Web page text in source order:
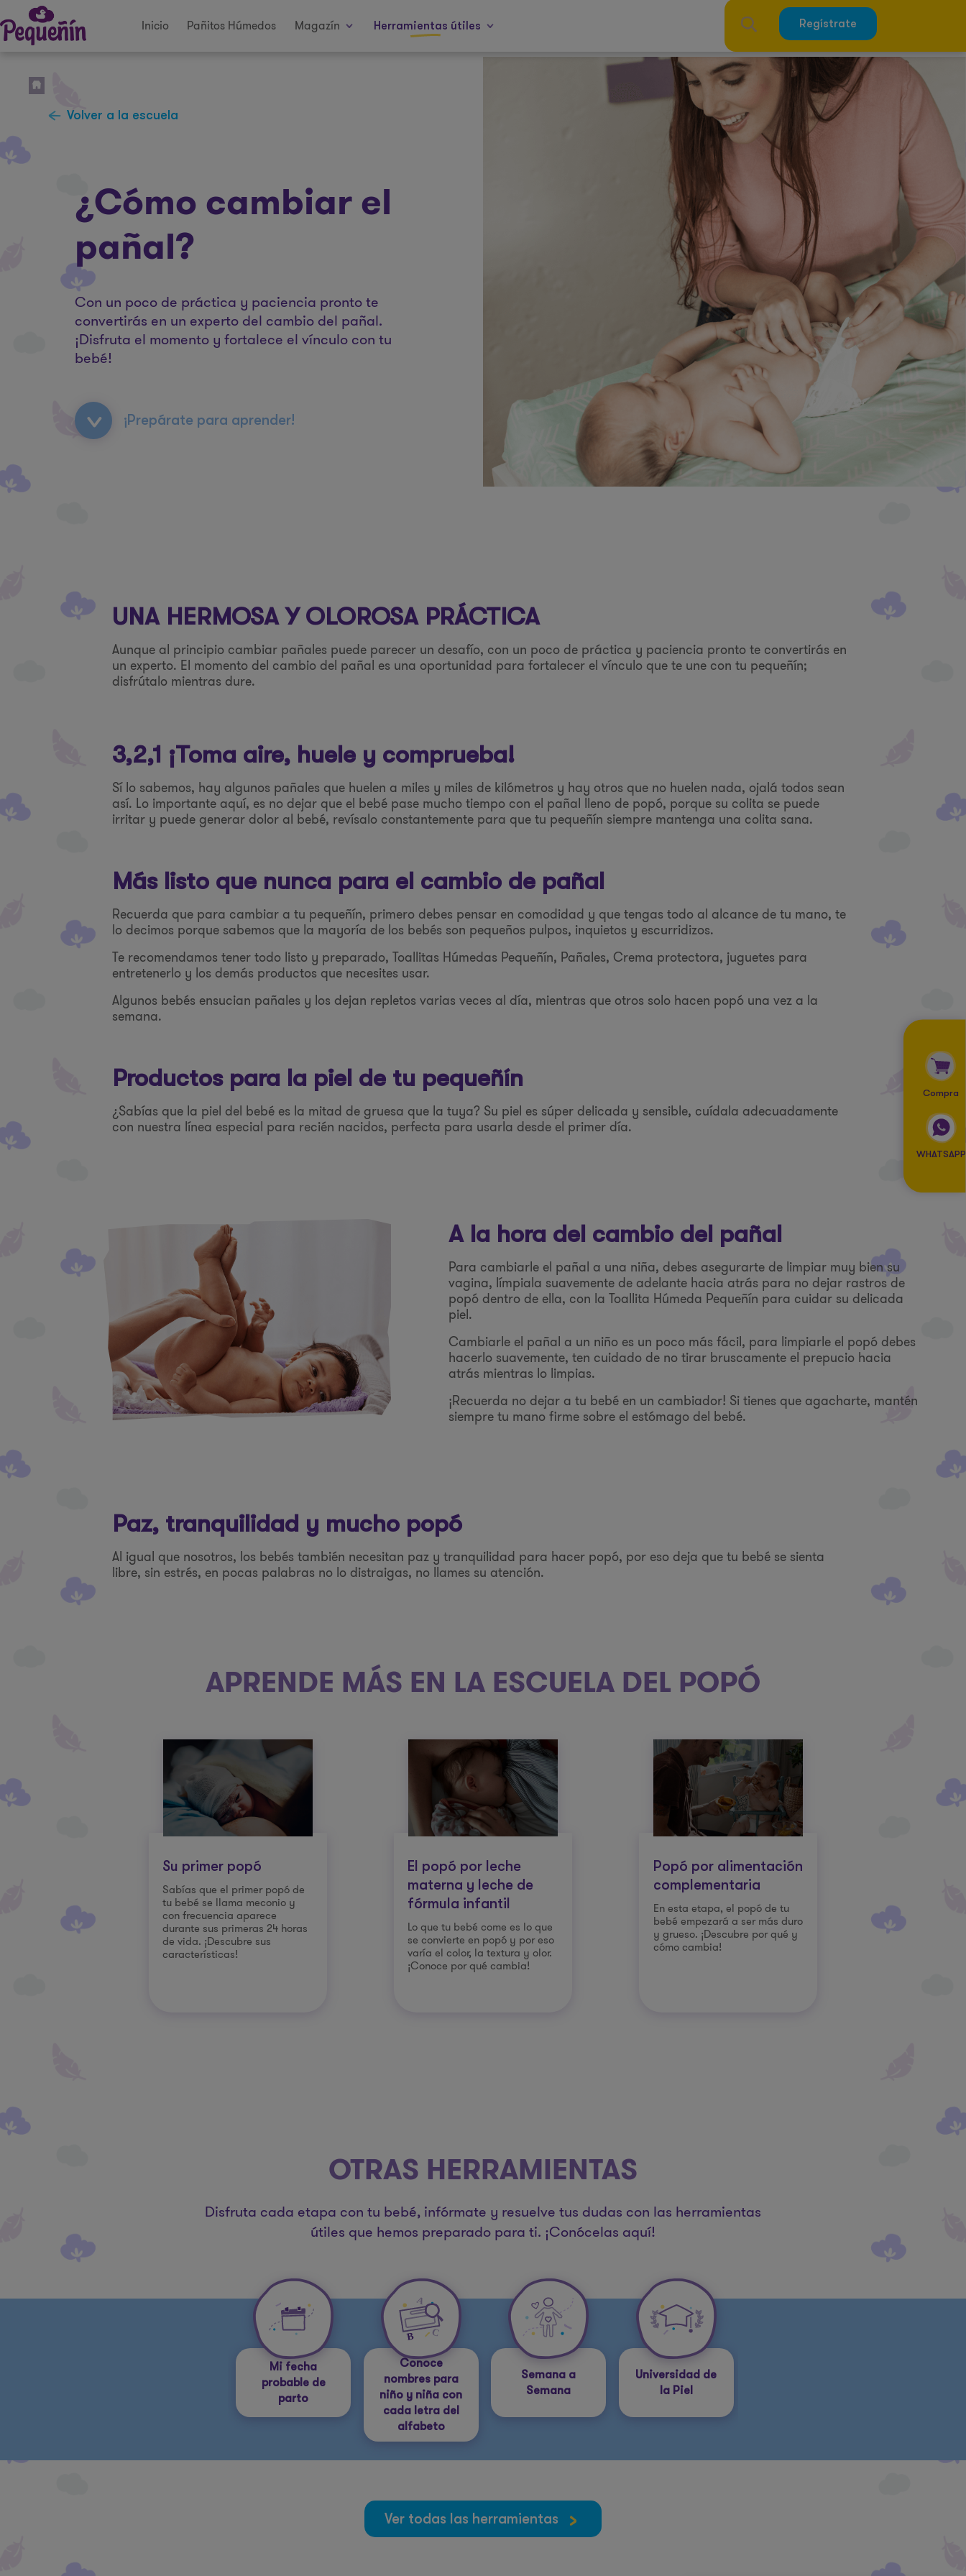
Inicio Pañitos Húmedos Magazín Herramientas útiles Regístrate
Compra
WHATSAPP
Volver a la escuela
¿Cómo cambiar el
pañal?
Con un poco de práctica y paciencia pronto te
convertirás en un experto del cambio del pañal.
¡Disfruta el momento y fortalece el vínculo con tu
bebé!
¡Prepárate para aprender!
UNA HERMOSA Y OLOROSA PRÁCTICA
Aunque al principio cambiar pañales puede parecer un desafío, con un poco de práctica y paciencia pronto te convertirás en
un experto. El momento del cambio del pañal es una oportunidad para fortalecer el vínculo que te une con tu pequeñín;
disfrútalo mientras dure.
3,2,1 ¡Toma aire, huele y comprueba!
Sí lo sabemos, hay algunos pañales que huelen a miles y miles de kilómetros y hay otros que no huelen nada, ojalá todos sean
así. Lo importante aquí, es no dejar que el bebé pase mucho tiempo con el pañal lleno de popó, porque su colita se puede
irritar y puede generar dolor al bebé, revísalo constantemente para que tu pequeñín siempre mantenga una colita sana.
Más listo que nunca para el cambio de pañal
Recuerda que para cambiar a tu pequeñín, primero debes pensar en comodidad y que tengas todo al alcance de tu mano, te
lo decimos porque sabemos que la mayoría de los bebés son pequeños pulpos, inquietos y escurridizos.
Te recomendamos tener todo listo y preparado, Toallitas Húmedas Pequeñín, Pañales, Crema protectora, juguetes para
entretenerlo y los demás productos que necesites usar.
Algunos bebés ensucian pañales y los dejan repletos varias veces al día, mientras que otros solo hacen popó una vez a la
semana.
Productos para la piel de tu pequeñín
¿Sabías que la piel del bebé es la mitad de gruesa que la tuya? Su piel es súper delicada y sensible, cuídala adecuadamente
con nuestra línea especial para recién nacidos, perfecta para usarla desde el primer día.
A la hora del cambio del pañal
Para cambiarle el pañal a una niña, debes asegurarte de limpiar muy bien su
vagina, límpiala suavemente de adelante hacia atrás para no dejar rastros de
popó dentro de ella, con la Toallita Húmeda Pequeñín para cuidar su delicada
piel.
Cambiarle el pañal a un niño es un poco más fácil, para limpiarle el popó debes
hacerlo suavemente, ten cuidado de no tirar bruscamente el prepucio hacia
atrás mientras lo limpias.
¡Recuerda no dejar a tu bebé en un cambiador! Si tienes que agacharte, mantén
siempre tu mano firme sobre el estómago del bebé.
Paz, tranquilidad y mucho popó
Al igual que nosotros, los bebés también necesitan paz y tranquilidad para hacer popó, por eso deja que tu bebé se sienta
libre, sin estrés, en pocas palabras no lo distraigas, no llames su atención.
APRENDE MÁS EN LA ESCUELA DEL POPÓ
Su primer popó
Sabías que el primer popó de
tu bebé se llama meconio y
con frecuencia aparece
durante sus primeras 24 horas
de vida. ¡Descubre sus
características!
El popó por leche
materna y leche de
fórmula infantil
Lo que tu bebé come es lo que
se convierte en popó y por eso
varía el color, la textura y olor.
¡Conoce por qué cambia!
Popó por alimentación
complementaria
En esta etapa, el popó de tu
bebé empezará a ser más duro
y grueso. ¡Descubre por qué y
cómo cambia!
OTRAS HERRAMIENTAS
Disfruta cada etapa con tu bebé, infórmate y resuelve tus dudas con las herramientas
útiles que hemos preparado para ti. ¡Conócelas aquí!
Mi fecha
probable de
parto
Conoce
nombres para
niño y niña con
cada letra del
alfabeto
Semana a
Semana
Universidad de
la Piel
Ver todas las herramientas